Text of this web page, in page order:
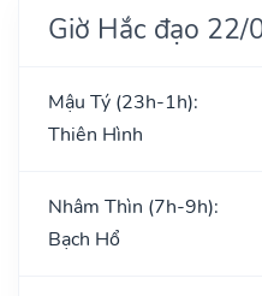
Giờ Hắc đạo
Mậu Tý (23h-1h):
Thiên Hình
Nhâm Thìn (7h-9h):
Bạch Hổ